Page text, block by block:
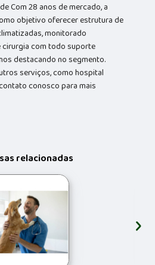
Com 28 anos de mercado, a
objetivo oferecer estrutura de
monitorado
cirurgia com todo suporte
destacando no segmento.
serviços, como hospital
conosco para mais
relacionadas
›